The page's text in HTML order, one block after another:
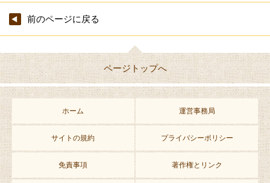
前のページに戻る
ページトップへ
ホーム 運営事務局
サイトの規約 プライバシーポリシー
免責事項 著作権とリンク